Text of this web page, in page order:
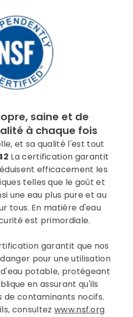
saine et de
à chaque fois
et sa qualité l'est tout
La certification garantit
efficacement les
telles que le goût et
une eau plus pure et au
tous. En matière d'eau
est primordiale.
garantit que nos
pour une utilisation
potable, protégeant
en assurant qu'ils
de contaminants nocifs.
consultez www.nsf.org